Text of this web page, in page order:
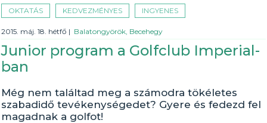
OKTATÁS KEDVEZMÉNYES INGYENES
2015. máj. 18. hétfő | Balatongyörök, Becehegy
Junior program a Golfclub Imperial-
ban
Még nem találtad meg a számodra tökéletes
szabadidő tevékenységedet? Gyere és fedezd fel
magadnak a golfot!